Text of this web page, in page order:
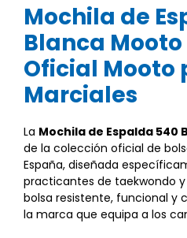
Mochila de
Blanca
Oficial Mooto
Marciales
La Mochila de Espalda 540
de la colección oficial de
España, diseñada
practicantes de taekwondo
bolsa resistente, funcional y
la marca que equipa a los